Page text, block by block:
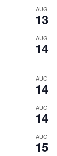
AUG
13
AUG
14
AUG
14
AUG
14
AUG
15